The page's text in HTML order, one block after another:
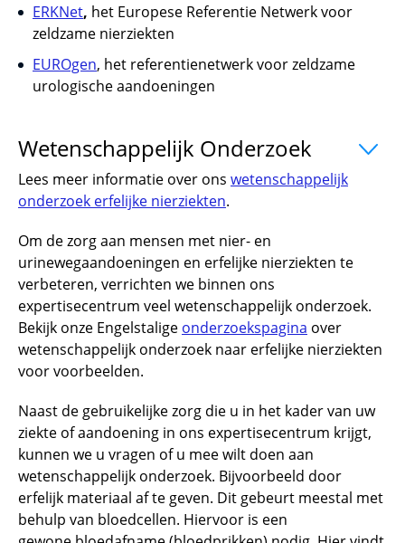
ERKNet, het Europese Referentie Netwerk voor
zeldzame nierziekten
EUROgen, het referentienetwerk voor zeldzame
urologische aandoeningen
Wetenschappelijk Onderzoek
Lees meer informatie over ons wetenschappelijk
onderzoek erfelijke nierziekten.
Om de zorg aan mensen met nier- en
urinewegaandoeningen en erfelijke nierziekten te
verbeteren, verrichten we binnen ons
expertisecentrum veel wetenschappelijk onderzoek.
Bekijk onze Engelstalige onderzoekspagina over
wetenschappelijk onderzoek naar erfelijke nierziekten
voor voorbeelden.
Naast de gebruikelijke zorg die u in het kader van uw
ziekte of aandoening in ons expertisecentrum krijgt,
kunnen we u vragen of u mee wilt doen aan
wetenschappelijk onderzoek. Bijvoorbeeld door
erfelijk materiaal af te geven. Dit gebeurt meestal met
behulp van bloedcellen. Hiervoor is een